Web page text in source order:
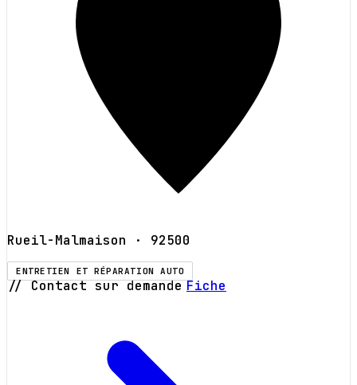
Rueil-Malmaison · 92500
ENTRETIEN ET RÉPARATION AUTO
// Contact sur demande Fiche